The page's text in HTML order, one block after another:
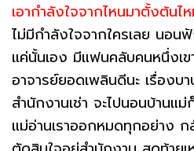
เอากำลังใจจากไหนมาตั้งต้นไ
ไม่มีกำลังใจจากใครเลย นอน
แค่นั้นเอง มีแฟนคลับคนหนึ่ง
อาจารย์ยอดเพลินดีนะ เรื่อง
สำนักงานเช่า จะไปนอนบ้านแ
แม่อ่านเราออกหมดทุกอย่าง ก